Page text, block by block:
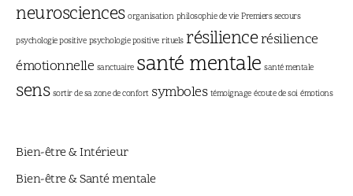
neurosciences organisation philosophie de vie Premiers secours
psychologie positive psychologie positive rituels résiliencerésilience
émotionnelle sanctuaire santé mentale santé mentale
sens sortir de sa zone de confort symboles témoignage écoute de soi émotions
Bien-être & Intérieur
Bien-être & Santé mentale